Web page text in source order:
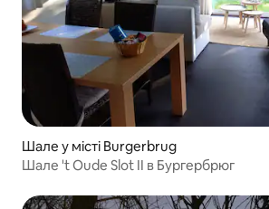
Шале у місті Burgerbrug
Шале 't Oude Slot II в Бургербрюг